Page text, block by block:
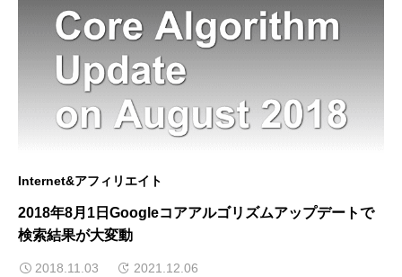
Internet&アフィリエイト
2018年8月1日Googleコアアルゴリズムアップデートで
検索結果が大変動
2018.11.03 2021.12.06